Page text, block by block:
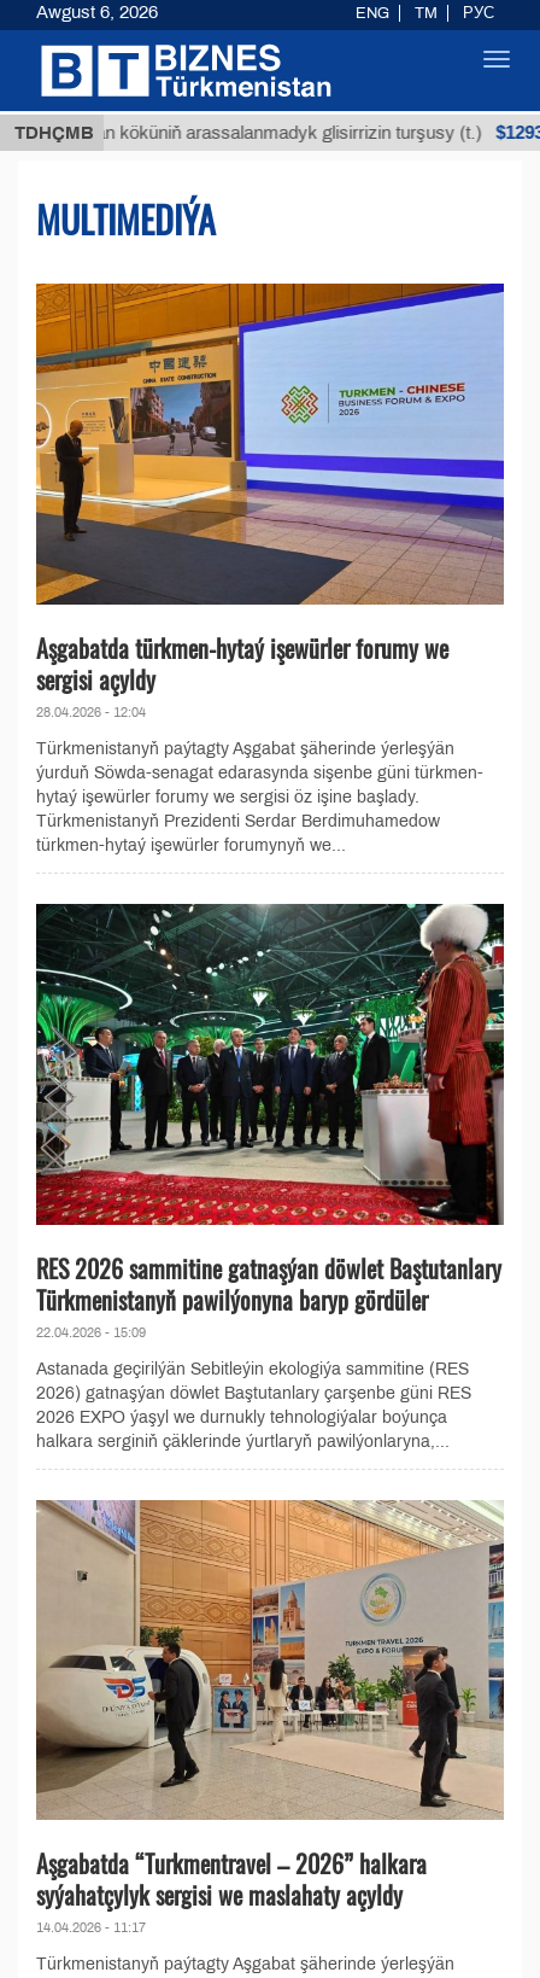
TDHÇMB
köküniň arassalanmadyk glisirrizin turşusy (t.) $12935,18
MULTIMEDIÝA
Aşgabatda türkmen-hytaý işewürler forumy we
sergisi açyldy
28.04.2026 - 12:04
Türkmenistanyň paýtagty Aşgabat şäherinde ýerleşýän
ýurduň Söwda-senagat edarasynda sişenbe güni türkmen-
hytaý işewürler forumy we sergisi öz işine başlady.
Türkmenistanyň Prezidenti Serdar Berdimuhamedow
türkmen-hytaý işewürler forumynyň we...
RES 2026 sammitine gatnaşýan döwlet Baştutanlary
Türkmenistanyň pawilýonyna baryp gördüler
22.04.2026 - 15:09
Astanada geçirilýän Sebitleýin ekologiýa sammitine (RES
2026) gatnaşýan döwlet Baştutanlary çarşenbe güni RES
2026 EXPO ýaşyl we durnukly tehnologiýalar boýunça
halkara serginiň çäklerinde ýurtlaryň pawilýonlaryna,...
Aşgabatda “Turkmentravel – 2026” halkara
syýahatçylyk sergisi we maslahaty açyldy
14.04.2026 - 11:17
Türkmenistanyň paýtagty Aşgabat şäherinde ýerleşýän
Awgust 6, 2026 ENG TM РУС